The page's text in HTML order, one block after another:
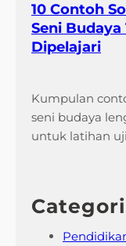
10 Contoh
Seni
Dipelajari
Kumpulan
seni budaya
untuk latihan